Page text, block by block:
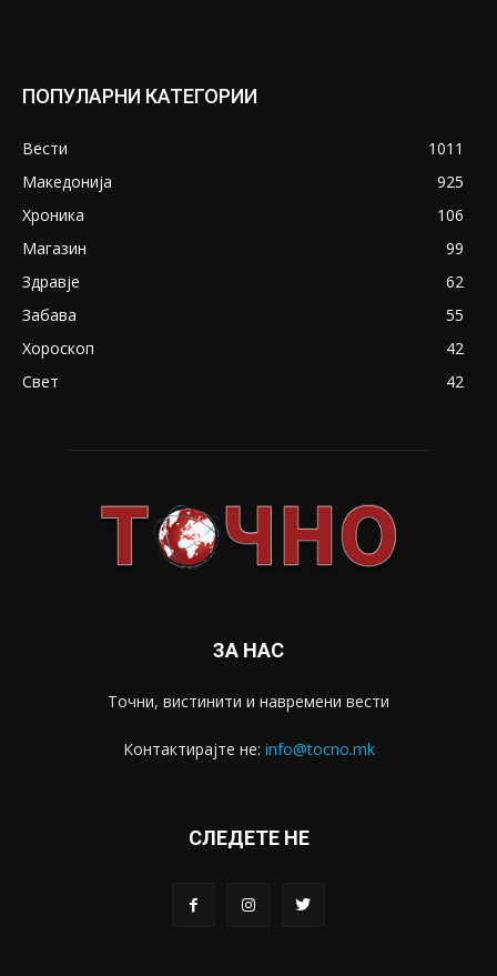
ПОПУЛАРНИ КАТЕГОРИИ
Вести
1011
Македонија
925
Хроника
106
Магазин
99
Здравје
62
Забава
55
Хороскоп
42
Свет
42
ЗА НАС
Точни, вистинити и навремени вести
Контактирајте не: info@tocno.mk
СЛЕДЕТЕ НЕ